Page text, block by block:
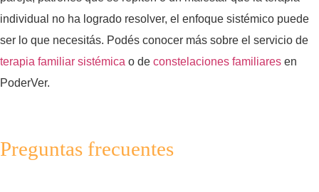
individual no ha logrado resolver, el enfoque sistémico puede
ser lo que necesitás. Podés conocer más sobre el servicio de
terapia familiar sistémica o de constelaciones familiares en
PoderVer.
Preguntas frecuentes